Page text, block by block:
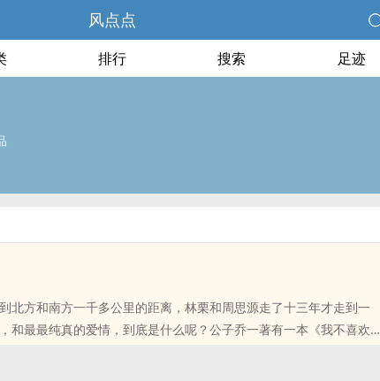
风点点
排行 搜索 足迹
北方和南方一千多公里的距离，林栗和周思源走了十三年才走到一
和最最纯真的爱情，到底是什么呢？公子乔一著有一本《我不喜欢这